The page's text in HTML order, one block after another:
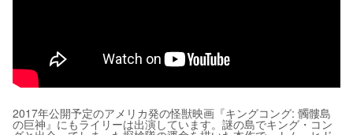
2017年公開予定のアメリカ発の怪獣映画『キングコング: 髑髏島
の巨神』にもライリーは出演しています。謎の島でキング・コン